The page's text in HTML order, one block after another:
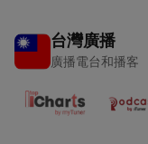
台灣廣播
廣播電台和播客